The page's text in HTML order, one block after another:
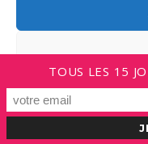
VOIR
TOUS LES 15